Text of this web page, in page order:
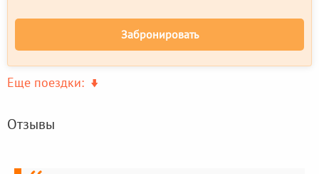
Забронировать
Еще поездки:
Отзывы